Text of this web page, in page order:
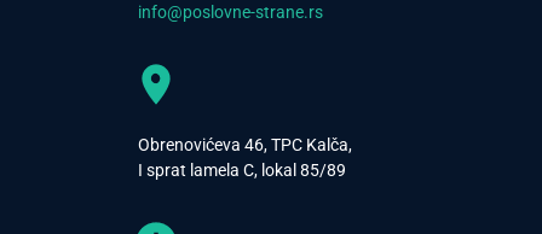
info@poslovne-strane.rs
Obrenovićeva 46, TPC Kalča,
I sprat lamela C, lokal 85/89